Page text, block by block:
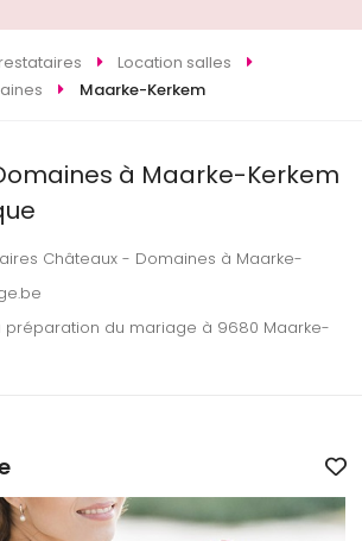
Location salles
Maarke-Kerkem
à Maarke-Kerkem
Châteaux - Domaines à Maarke-
préparation du mariage à 9680 Maarke-